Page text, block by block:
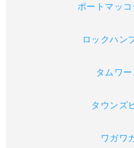
ポートマッ
ロックハン
タムワ
タウンズ
ワガワ